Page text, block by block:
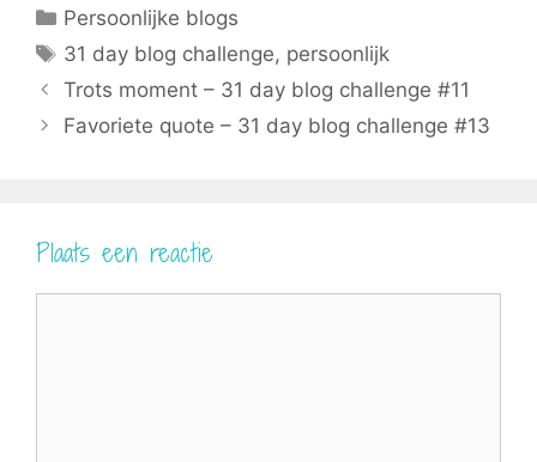
o
k
t
t
e
r
)
Categorieën
Persoonlijke blogs
Tags
31 day blog challenge, persoonlijk
Trots moment – 31 day blog challenge #11
Favoriete quote – 31 day blog challenge #13
Plaats een reactie